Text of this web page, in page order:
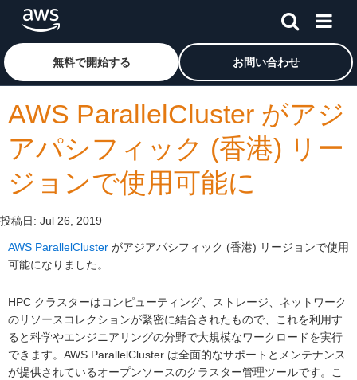
メインコンテンツに移動
アマゾン ウェブ サービスのホームページに戻るには、こ
無料で開始する お問い合わせ
AWS ParallelCluster がアジ
アパシフィック (香港) リー
ジョンで使用可能に
投稿日: Jul 26, 2019
AWS ParallelCluster がアジアパシフィック (香港) リージョンで使用
可能になりました。
HPC クラスターはコンピューティング、ストレージ、ネットワーク
のリソースコレクションが緊密に結合されたもので、これを利用す
ると科学やエンジニアリングの分野で大規模なワークロードを実行
できます。AWS ParallelCluster は全面的なサポートとメンテナンス
が提供されているオープンソースのクラスター管理ツールです。こ